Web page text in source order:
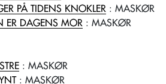
PÅ TIDENS KNOKLER : MASKØR
ER DAGENS MOR : MASKØR
: MASKØR
: MASKØR